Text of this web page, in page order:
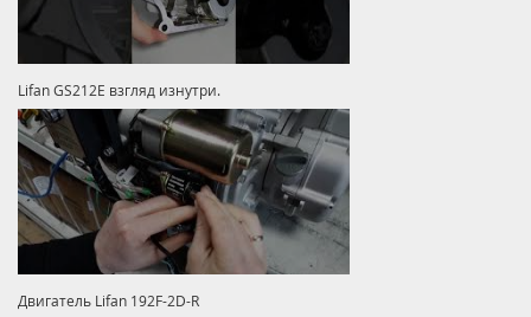
Lifan GS212E взгляд изнутри.
Двигатель Lifan 192F-2D-R